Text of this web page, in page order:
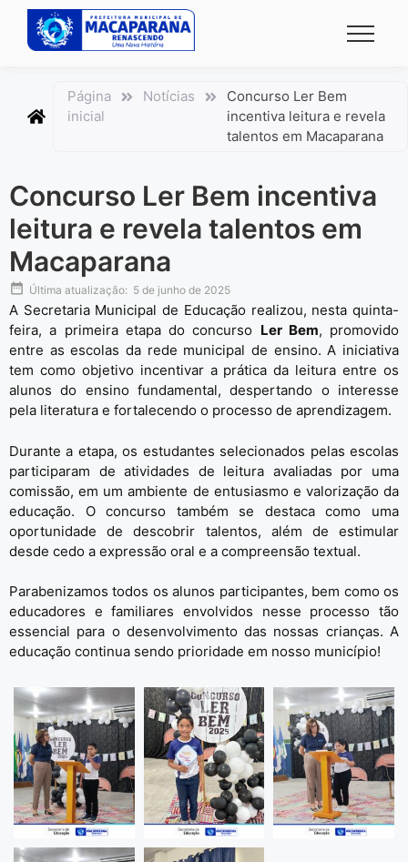
conteúdo
Página
inicial
Notícias
Concurso Ler Bem
incentiva leitura e revela
talentos em Macaparana
Concurso Ler Bem incentiva
leitura e revela talentos em
Macaparana
Última atualização: 5 de junho de 2025
A Secretaria Municipal de Educação realizou, nesta quinta-
feira, a primeira etapa do concurso Ler Bem, promovido
entre as escolas da rede municipal de ensino. A iniciativa
tem como objetivo incentivar a prática da leitura entre os
alunos do ensino fundamental, despertando o interesse
pela literatura e fortalecendo o processo de aprendizagem.
Durante a etapa, os estudantes selecionados pelas escolas
participaram de atividades de leitura avaliadas por uma
comissão, em um ambiente de entusiasmo e valorização da
educação. O concurso também se destaca como uma
oportunidade de descobrir talentos, além de estimular
desde cedo a expressão oral e a compreensão textual.
Parabenizamos todos os alunos participantes, bem como os
educadores e familiares envolvidos nesse processo tão
essencial para o desenvolvimento das nossas crianças. A
educação continua sendo prioridade em nosso município!